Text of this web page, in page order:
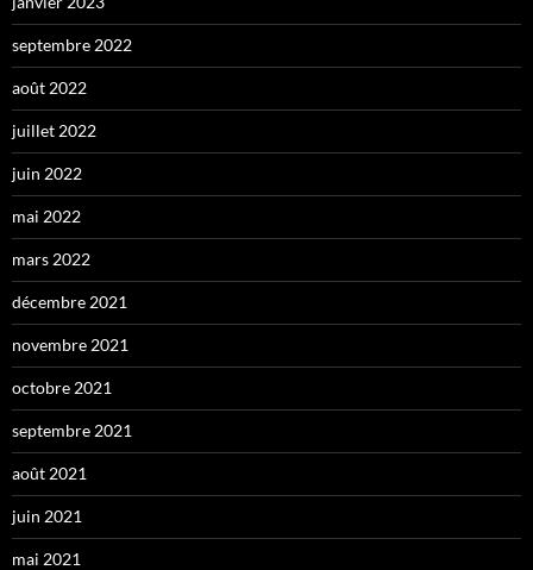
septembre 2022
août 2022
juillet 2022
juin 2022
mai 2022
mars 2022
décembre 2021
novembre 2021
octobre 2021
septembre 2021
août 2021
juin 2021
mai 2021